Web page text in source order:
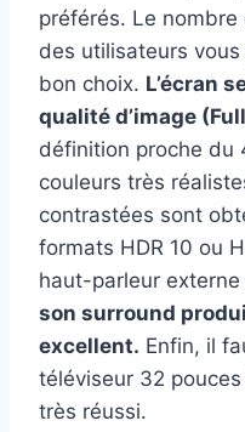
préférés. Le
des utilisateurs
bon choix. L’écran
qualité d’image
définition proche du
couleurs très
contrastées sont
formats HDR 10 ou
haut-parleur externe
son surround
excellent. Enfin, il
téléviseur 32
très réussi.